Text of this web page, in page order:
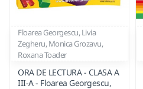
Floarea Georgescu, Livia
Zegheru, Monica Grozavu,
Roxana Toader
ORA DE LECTURA - CLASA A
III-A - Floarea Georgescu,